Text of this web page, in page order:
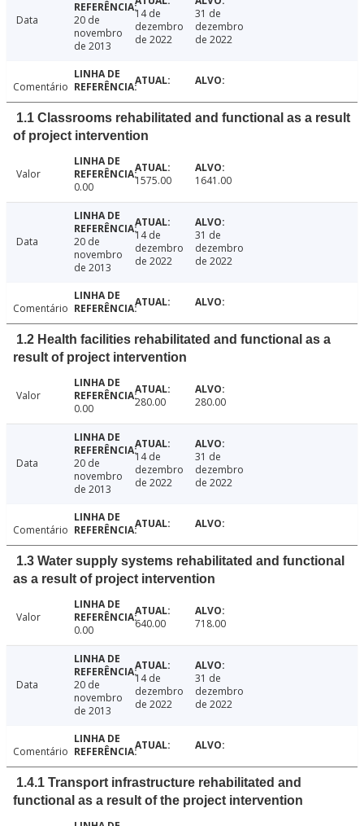
Data
20 de
novembro
de 2013
14 de
dezembro
de 2022
31 de
dezembro
de 2022
Comentário
1.1 Classrooms rehabilitated and functional as a result
of project intervention
Valor
0.00
1575.00 1641.00
Data
20 de
novembro
de 2013
14 de
dezembro
de 2022
31 de
dezembro
de 2022
Comentário
1.2 Health facilities rehabilitated and functional as a
result of project intervention
Valor
0.00
280.00 280.00
Data
20 de
novembro
de 2013
14 de
dezembro
de 2022
31 de
dezembro
de 2022
Comentário
1.3 Water supply systems rehabilitated and functional
as a result of project intervention
Valor
0.00
640.00 718.00
Data
20 de
novembro
de 2013
14 de
dezembro
de 2022
31 de
dezembro
de 2022
Comentário
1.4.1 Transport infrastructure rehabilitated and
functional as a result of the project intervention